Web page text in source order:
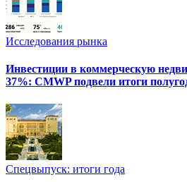
Исследования рынка
Инвестиции в коммерческую
37%: CMWP подвели итоги
Спецвыпуск: итоги года